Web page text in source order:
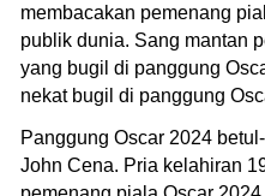
membacakan pemenang
publik dunia. Sang mantan
yang bugil di panggung
nekat bugil di panggung
Panggung Oscar 2024
John Cena. Pria kelahiran